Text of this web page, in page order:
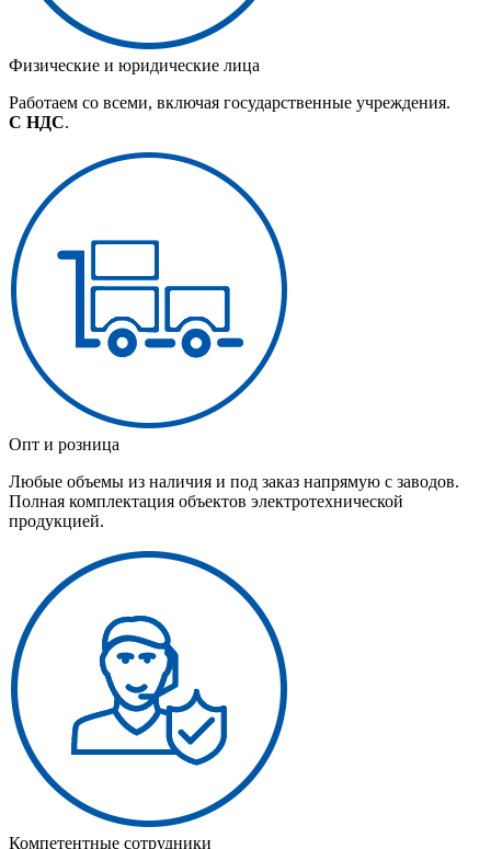
Физические и юридические лица
Работаем со всеми, включая государственные учреждения.
С НДС.
Опт и розница
Любые объемы из наличия и под заказ напрямую с заводов.
Полная комплектация объектов электротехнической
продукцией.
Компетентные сотрудники